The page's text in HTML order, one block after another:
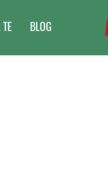
BLOG